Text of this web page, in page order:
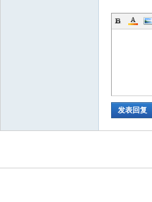
发表回复